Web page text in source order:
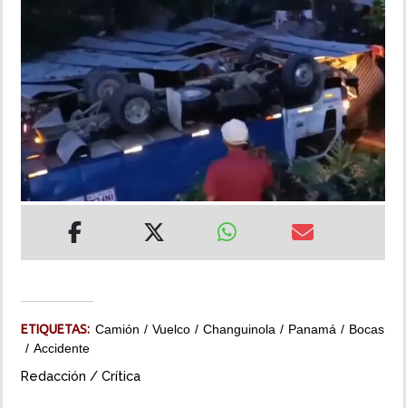
DEPORTES
MUNDO
INSÓLITAS
MULTIMEDIA
ETIQUETAS: Camión Vuelco Changuinola Panamá
Bocas
Accidente
Redacción / Crítica